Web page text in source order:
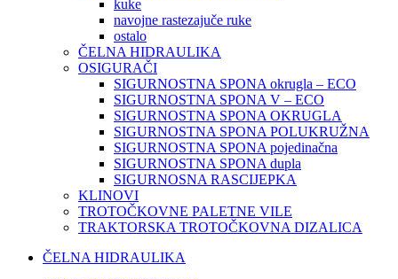
kuke
navojne rastezajuče ruke
ostalo
ČELNA HIDRAULIKA
OSIGURAČI
SIGURNOSTNA SPONA okrugla – ECO
SIGURNOSTNA SPONA V – ECO
SIGURNOSTNA SPONA OKRUGLA
SIGURNOSTNA SPONA POLUKRUŽNA
SIGURNOSTNA SPONA pojedinačna
SIGURNOSTNA SPONA dupla
SIGURNOSNA RASCIJEPKA
KLINOVI
TROTOČKOVNE PALETNE VILE
TRAKTORSKA TROTOČKOVNA DIZALICA
ČELNA HIDRAULIKA